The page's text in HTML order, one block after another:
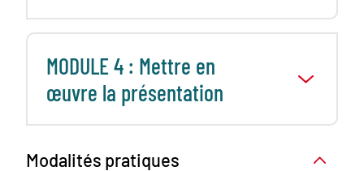
MODULE 4 : Mettre en
œuvre la présentation
Modalités pratiques